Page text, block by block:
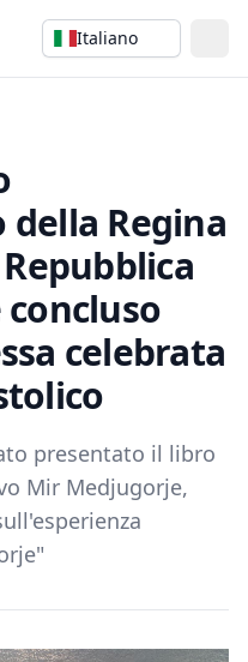
Italiano
Regina
celebrata
presentato il libro
Mir Medjugorje,